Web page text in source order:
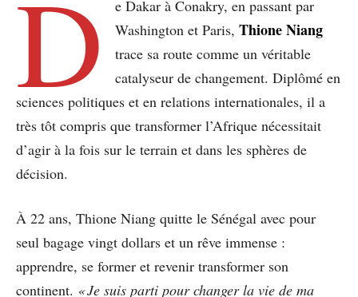
D
e Dakar à Conakry, en passant par
Washington et Paris,Thione Niang
trace sa route comme un véritable
catalyseur de changement. Diplômé en
sciences politiques et en relations internationales, il a
très tôt compris que transformer l’Afrique nécessitait
d’agir à la fois sur le terrain et dans les sphères de
décision.
À 22 ans, Thione Niang quitte le Sénégal avec pour
seul bagage vingt dollars et un rêve immense :
apprendre, se former et revenir transformer son
continent. « Je suis parti pour changer la vie de ma